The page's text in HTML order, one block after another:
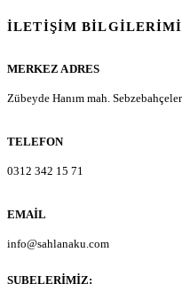
İLETIŞIM
MERKEZ ADRES
Zübeyde Hanım mah.
TELEFON
0312 342 15 71
EMAIL
info@sahlanaku.com
ŞUBELERIMIZ: